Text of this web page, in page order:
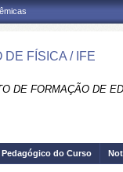
DE FÍSICA / IFE
DE FORMAÇÃO DE
do Curso